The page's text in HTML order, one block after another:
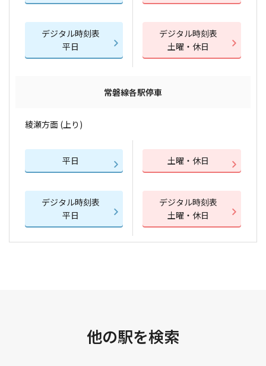
デジタル時刻表
平日
デジタル時刻表
土曜・休日
常磐線各駅停車
綾瀬方面 (上り)
平日 土曜・休日
デジタル時刻表
平日
デジタル時刻表
土曜・休日
他の駅を検索